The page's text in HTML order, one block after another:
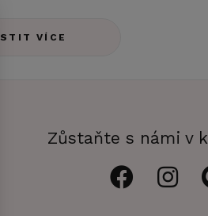
VÍCE
Zůstaňte s námi v